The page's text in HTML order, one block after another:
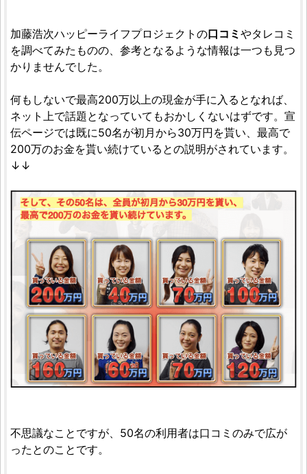
加藤浩次ハッピーライフプロジェクトの口コミやタレコミ
を調べてみたものの、参考となるような情報は一つも見つ
かりませんでした。
何もしないで最高200万以上の現金が手に入るとなれば、
ネット上で話題となっていてもおかしくないはずです。宣
伝ページでは既に50名が初月から30万円を貰い、最高で
200万のお金を貰い続けているとの説明がされています。
↓↓
不思議なことですが、50名の利用者は口コミのみで広が
ったとのことです。